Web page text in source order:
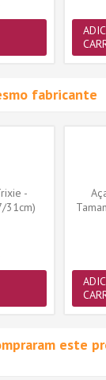
fabricante
-
31cm)
este